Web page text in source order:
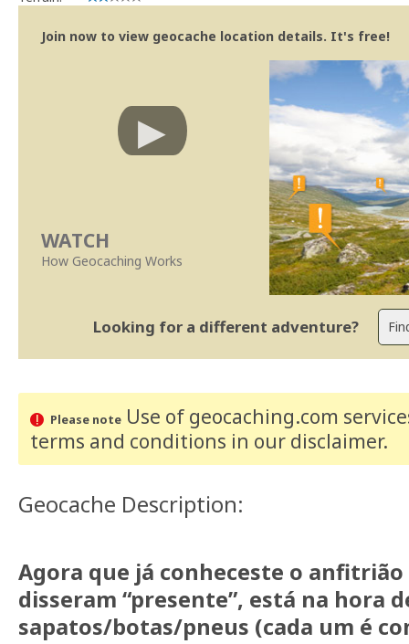
Join now to view geocache location details. It's free!
WATCH
How Geocaching Works
Looking for a different adventure?
Please noteUse of geocaching.com
terms and conditions in our disclaimer.
Geocache Description:
Agora que já conheceste o
disseram “presente”, está na hora
sapatos/botas/pneus (cada um é